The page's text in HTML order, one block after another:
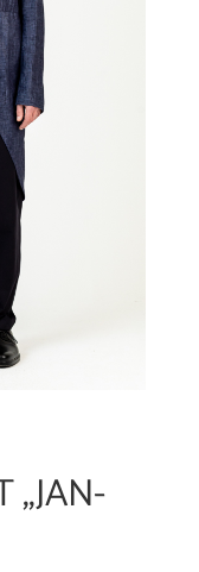
„JAN-